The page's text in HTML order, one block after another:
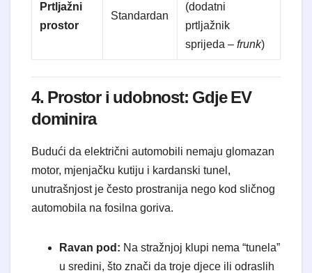
Prtljažni
prostor
Standardan
(dodatni
prtljažnik
sprijeda –frunk)
4. Prostor i udobnost: Gdje EV
dominira
Budući da električni automobili nemaju glomazan
motor, mjenjačku kutiju i kardanski tunel,
unutrašnjost je često prostranija nego kod sličnog
automobila na fosilna goriva.
Ravan pod: Na stražnjoj klupi nema “tunela”
u sredini, što znači da troje djece ili odraslih